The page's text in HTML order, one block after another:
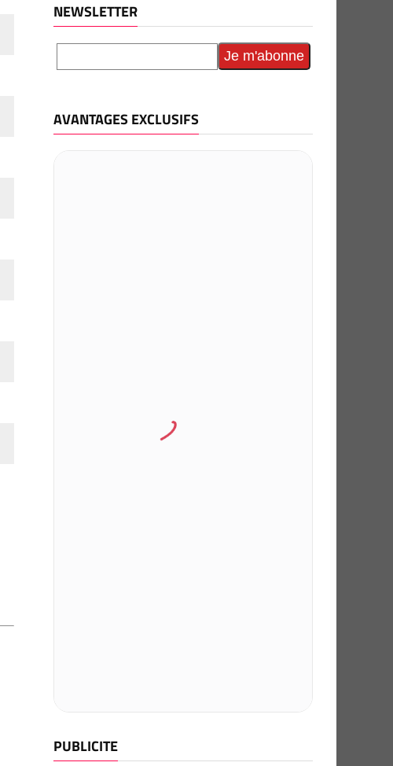
NEWSLETTER
AVANTAGES EXCLUSIFS
PUBLICITE